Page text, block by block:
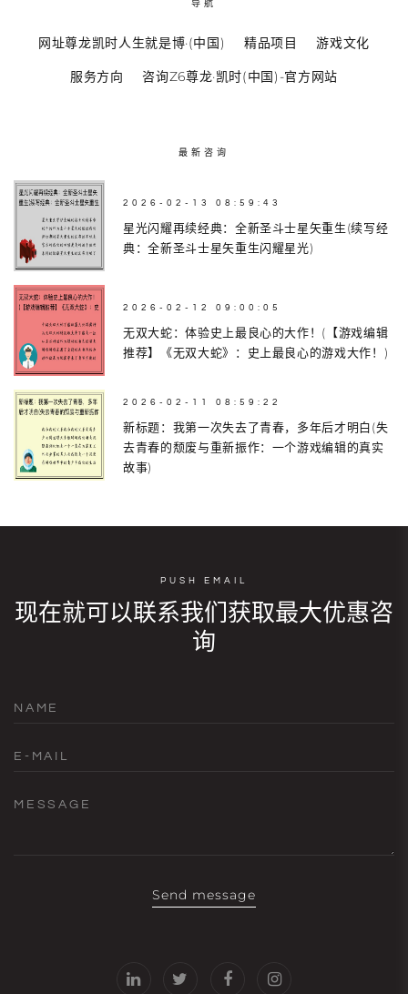
导航
网址尊龙凯时人生就是博·(中国) 精品项目 游戏文化
服务方向 咨询Z6尊龙·凯时(中国)-官方网站
最新咨询
2026-02-13 08:59:43
星光闪耀再续经典：全新圣斗士星矢重生(续写经
典：全新圣斗士星矢重生闪耀星光)
2026-02-12 09:00:05
无双大蛇：体验史上最良心的大作！(【游戏编辑
推荐】《无双大蛇》：史上最良心的游戏大作！)
2026-02-11 08:59:22
新标题：我第一次失去了青春，多年后才明白(失
去青春的颓废与重新振作：一个游戏编辑的真实
故事)
PUSH EMAIL
现在就可以联系我们获取最大优惠咨
询
NAME
E-MAIL
MESSAGE
Send message